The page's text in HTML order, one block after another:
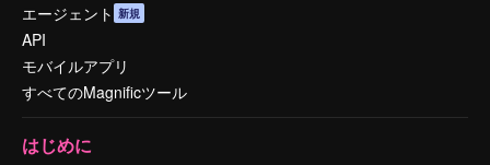
エージェント 新規
API
モバイルアプリ
すべてのMagnificツール
はじめに